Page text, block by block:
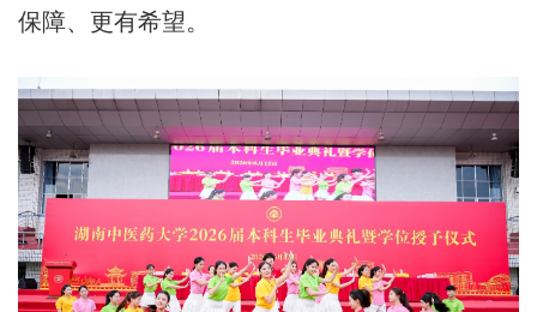
保障、更有希望。